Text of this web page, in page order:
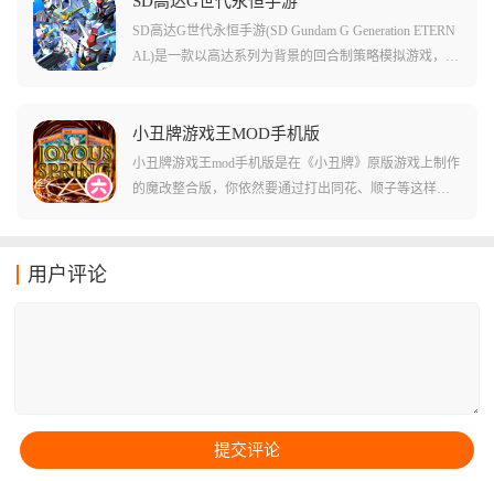
D渲染的画卷中体验「会呼吸的历史」。游戏邀请了顶级
配音阵容，人物形象、服饰与朝代完美契合，为玩家打
SD高达G世代永恒手游(SD Gundam G Generation ETERN
AL)是一款以高达系列为背景的回合制策略模拟游戏，作
中的500多款机动战士与角色，从初代《机动战士高达》
一直延续到《水星的魔女》，全系列机体与驾驶员自由
组合。玩家可以选择自己喜欢的机体组成终极小队，通
小丑牌游戏王MOD手机版
小丑牌游戏王mod手机版是在《小丑牌》原版游戏上制作
的魔改整合版，你依然要通过打出同花、顺子等这样德
用户评论